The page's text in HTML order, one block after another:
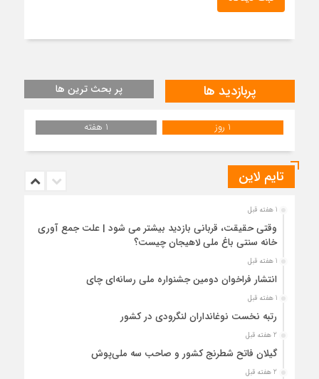
پربازدید ها پر بحث ترین ها
1 روز 1 هفته
تایم لاین
1 هفته قبل
وقتی حقیقت، قربانی بازدید بیشتر می شود | علت جمع آوری
خانه سنتی باغ ملی لاهیجان چیست؟
1 هفته قبل
انتشار فراخوان دومین جشنواره ملی رسانه‌ای چای
1 هفته قبل
رتبه نخست نوغانداران لنگرودی در کشور
2 هفته قبل
گیلان فاتح شطرنج کشور و صاحب سه ملی‌پوش
2 هفته قبل